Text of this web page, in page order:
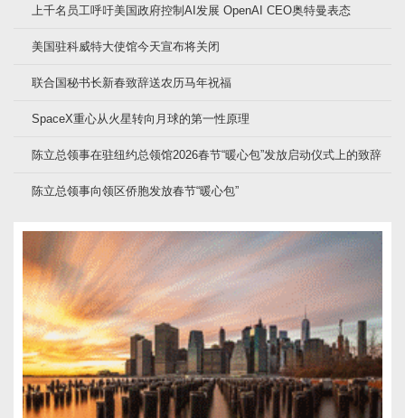
上千名员工呼吁美国政府控制AI发展 OpenAI CEO奥特曼表态
美国驻科威特大使馆今天宣布将关闭
联合国秘书长新春致辞送农历马年祝福
SpaceX重心从火星转向月球的第一性原理
陈立总领事在驻纽约总领馆2026春节“暖心包”发放启动仪式上的致辞
陈立总领事向领区侨胞发放春节“暖心包”